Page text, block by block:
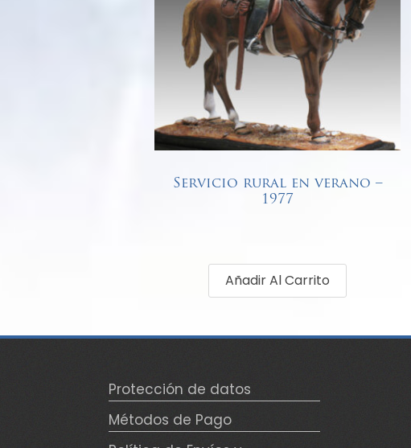
Servicio rural en verano –
1977
Añadir Al Carrito
Protección de datos
Métodos de Pago